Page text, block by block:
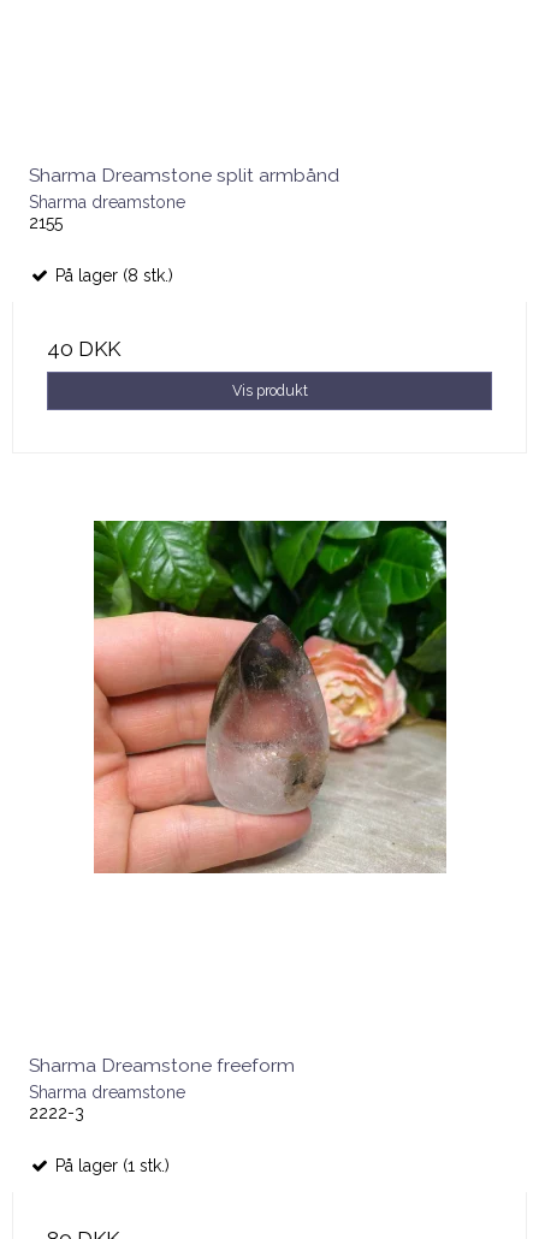
Sharma Dreamstone split armbånd
Sharma dreamstone
2155
På lager (8 stk.)
40 DKK
Vis produkt
Sharma Dreamstone freeform
Sharma dreamstone
2222-3
På lager (1 stk.)